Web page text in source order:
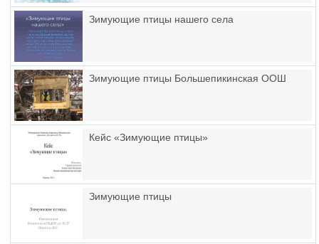
Зимующие птицы нашего села
Зимующие птицы Большепикинская ООШ
Кейс «Зимующие птицы»
Зимующие птицы